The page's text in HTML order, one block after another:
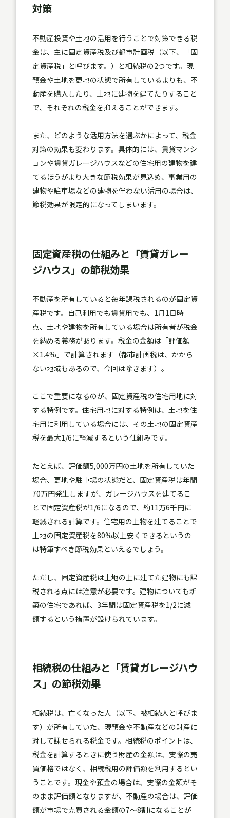
対策
不動産投資や土地の活用を行うことで対策できる税
金は、主に固定資産税及び都市計画税（以下、「固
定資産税」と呼びます。）と相続税の2つです。現
預金や土地を更地の状態で所有しているよりも、不
動産を購入したり、土地に建物を建てたりすること
で、それぞれの税金を抑えることができます。
また、どのような活用方法を選ぶかによって、税金
対策の効果も変わります。具体的には、賃貸マンシ
ョンや賃貸ガレージハウスなどの住宅用の建物を建
てるほうがより大きな節税効果が見込め、事業用の
建物や駐車場などの建物を伴わない活用の場合は、
節税効果が限定的になってしまいます。
固定資産税の仕組みと「賃貸ガレー
ジハウス」の節税効果
不動産を所有していると毎年課税されるのが固定資
産税です。自己利用でも賃貸用でも、1月1日時
点、土地や建物を所有している場合は所有者が税金
を納める義務があります。税金の金額は「評価額
×1.4%」 で計算されます（都市計画税は、かから
ない地域もあるので、今回は除きます）。
ここで重要になるのが、固定資産税の住宅用地に対
する特例です。住宅用地に対する特例は、 土地を住
宅用に利用している場合には、その土地の固定資産
税を最大1/6に軽減する という仕組みです。
たとえば、評価額5,000万円の土地を所有していた
場合、更地や駐車場の状態だと、固定資産税は年間
70万円発生しますが、ガレージハウスを建てるこ
とで固定資産税が1/6になるので、約11万6千円に
軽減される計算です。住宅用の上物を建てることで
土地の固定資産税を80%以上安くできるというの
は特筆すべき節税効果といえるでしょう。
ただし、固定資産税は土地の上に建てた建物にも課
税される点には注意が必要です。建物についても新
築の住宅であれば、3年間は固定資産税を1/2に減
額するという措置が設けられています。
相続税の仕組みと「賃貸ガレージハウ
ス」の節税効果
相続税は、亡くなった人（以下、被相続人と呼びま
す）が所有していた、現預金や不動産などの財産に
対して課せられる税金です。相続税のポイントは、
税金を計算するときに使う財産の金額は、実際の売
買価格ではなく、相続税用の評価額を利用するとい
うことです。現金や預金の場合は、実際の金額がそ
のまま評価額となりますが、不動産の場合は、評価
額が市場で売買される金額の7～8割になることが